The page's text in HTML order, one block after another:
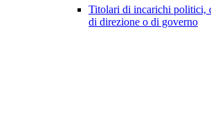
Titolari di incarichi politici,
di direzione o di governo